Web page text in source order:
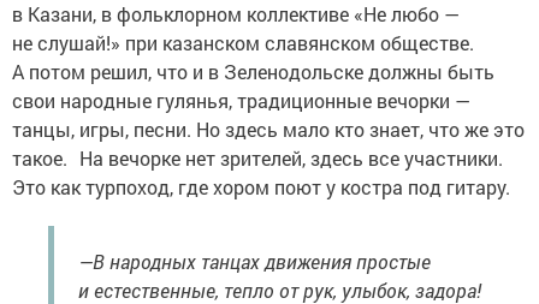
в Казани, в фольклорном коллективе «Не любо —
не слушай!» при казанском славянском обществе.
А потом решил, что и в Зеленодольске должны быть
свои народные гулянья, традиционные вечорки —
танцы, игры, песни. Но здесь мало кто знает, что же это
такое. На вечорке нет зрителей, здесь все участники.
Это как турпоход, где хором поют у костра под гитару.
—В народных танцах движения простые
и естественные, тепло от рук, улыбок, задора!